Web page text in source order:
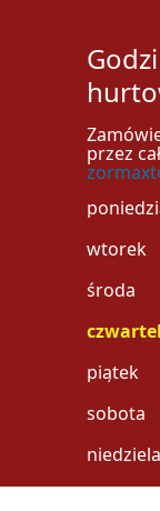
przez
wtorek
środa
piątek
sobota
niedziela